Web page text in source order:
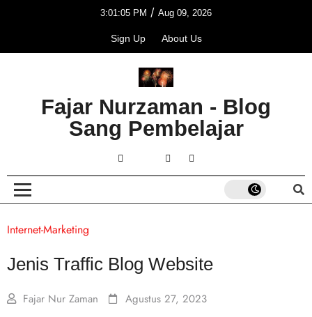
3:01:05 PM / Aug 09, 2026
Sign Up About Us
Fajar Nurzaman - Blog
Sang Pembelajar
Internet-Marketing
Jenis Traffic Blog Website
Fajar Nur Zaman Agustus 27, 2023